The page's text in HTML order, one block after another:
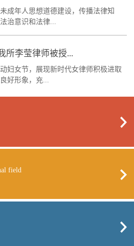
成年人思想道德建设，传播法律知
治意识和法律...
所李莹律师被授...
妇女节，展现新时代女律师积极进取
好形象，充...
field